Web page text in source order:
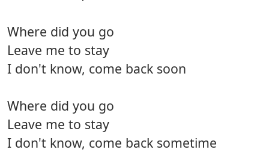
Where did you go
Leave me to stay
I don't know, come back soon
Where did you go
Leave me to stay
I don't know, come back sometime